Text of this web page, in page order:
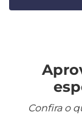
Confira o